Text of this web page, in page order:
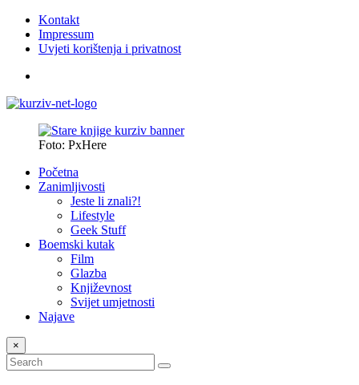
Kontakt
Impressum
Uvjeti korištenja i privatnost
Foto: PxHere
Početna
Zanimljivosti
Jeste li znali?!
Lifestyle
Geek Stuff
Boemski kutak
Film
Glazba
Književnost
Svijet umjetnosti
Najave
×